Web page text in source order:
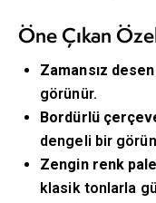
Öne Çıkan
Zamansız
görünür.
Bordürlü
dengeli bir
Zengin renk
klasik tonlarla